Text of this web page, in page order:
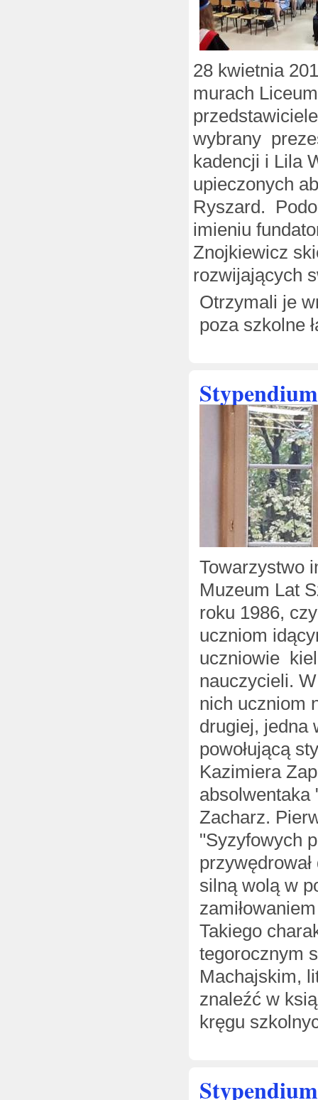
28 kwietnia
murach
wybrany
kadencji i Lila
upieczonych
Ryszard.
imieniu
Znojkiewicz
rozwijających
Otrzymali je
poza szkolne
Towarzystwo
Muzeum Lat
roku 1986,
uczniom
uczniowie
nauczycieli.
nich uczniom
drugiej, jedna
powołującą
Kazimiera
absolwentaka
Zacharz.
"Syzyfowych
silną wolą w
Takiego
tegorocznym
Machajskim,
znaleźć w
kręgu